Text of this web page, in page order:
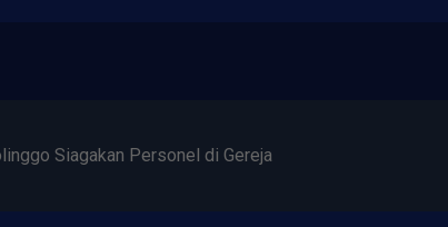
Siagakan Personel di Gereja